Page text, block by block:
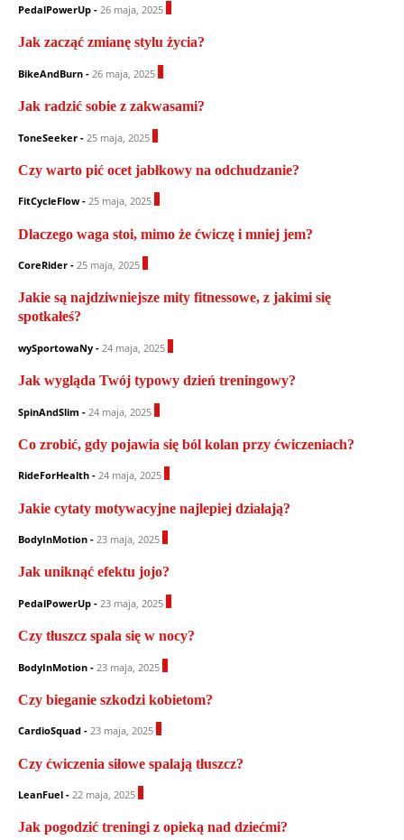
PedalPowerUp - 26 maja, 2025
Jak zacząć zmianę stylu życia?
BikeAndBurn - 26 maja, 2025
Jak radzić sobie z zakwasami?
ToneSeeker - 25 maja, 2025
Czy warto pić ocet jabłkowy na odchudzanie?
FitCycleFlow - 25 maja, 2025
Dlaczego waga stoi, mimo że ćwiczę i mniej jem?
CoreRider - 25 maja, 2025
Jakie są najdziwniejsze mity fitnessowe, z jakimi się
spotkałeś?
wySportowaNy - 24 maja, 2025
Jak wygląda Twój typowy dzień treningowy?
SpinAndSlim - 24 maja, 2025
Co zrobić, gdy pojawia się ból kolan przy ćwiczeniach?
RideForHealth - 24 maja, 2025
Jakie cytaty motywacyjne najlepiej działają?
BodyInMotion - 23 maja, 2025
Jak uniknąć efektu jojo?
PedalPowerUp - 23 maja, 2025
Czy tłuszcz spala się w nocy?
BodyInMotion - 23 maja, 2025
Czy bieganie szkodzi kobietom?
CardioSquad - 23 maja, 2025
Czy ćwiczenia siłowe spalają tłuszcz?
LeanFuel - 22 maja, 2025
Jak pogodzić treningi z opieką nad dziećmi?